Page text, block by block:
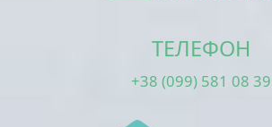
ТЕЛЕФОН
+38 (099) 581 08 39